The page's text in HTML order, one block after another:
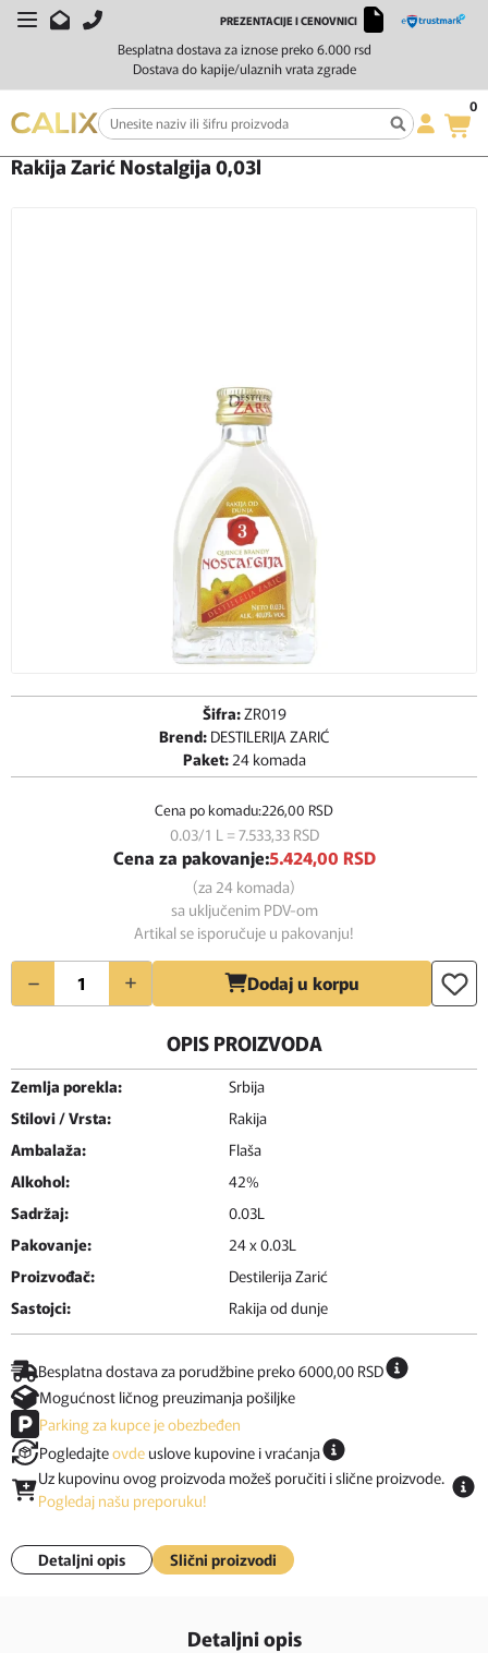
Besplatna dostava za iznose preko 6.000 rsd
Dostava do kapije/ulaznih vrata zgrade
PREZENTACIJE I CENOVNICI
0
Početna Žestoka pića Rakija Rakija Zarić Nostalgija 0,03l
Rakija Zarić Nostalgija 0,03l
Šifra:ZR019
Brend: DESTILERIJA ZARIĆ
Paket:24 komada
Cena po komadu:226,00 RSD
0.03/1 L = 7.533,33 RSD
Cena za pakovanje:5.424,00 RSD
(za 24 komada)
sa uključenim PDV-om
Artikal se isporučuje u pakovanju!
Količina Dodaj u korpu
OPIS PROIZVODA
Zemlja porekla:
Srbija
Stilovi / Vrsta:
Rakija
Ambalaža:
Flaša
Alkohol:
42%
Sadržaj:
0.03L
Pakovanje:
24 x 0.03L
Proizvođač:
Destilerija Zarić
Sastojci:
Rakija od dunje
Besplatna dostava za porudžbine preko 6000,00 RSD
Mogućnost ličnog preuzimanja pošiljke
Parking za kupce je obezbeđen
Pogledajteovde uslove kupovine i vraćanja
Uz kupovinu ovog proizvoda možeš poručiti i slične proizvode.
Pogledaj našu preporuku!
Detaljni opis Slični proizvodi
Detaljni opis